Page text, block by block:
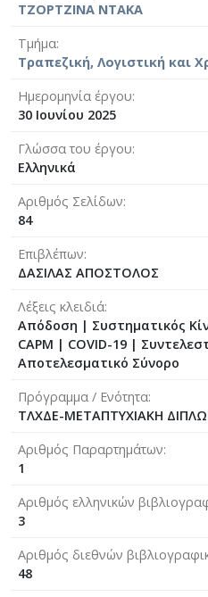
ΤΖΟΡΤΖΙΝΑ ΝΤΑΚΑ
Τμήμα
Τραπεζική, Λογιστική και
Ημερομηνία έργου
30 Ιουνίου 2025
Γλώσσα του έργου
Ελληνικά
Αριθμός Σελίδων
84
Επιβλέπων
ΔΑΣΙΛΑΣ ΑΠΟΣΤΟΛΟΣ
Λέξεις κλειδιά
Απόδοση | Συστηματικός
CAPM | COVID-19 |
Αποτελεσματικό Σύνορο
Πρόγραμμα / Ενότητα
ΤΛΧΔΕ-ΜΕΤΑΠΤΥΧΙΑΚΗ
Αριθμός Παραρτημάτων
1
Αριθμός ελληνικών
3
Αριθμός διεθνών
48